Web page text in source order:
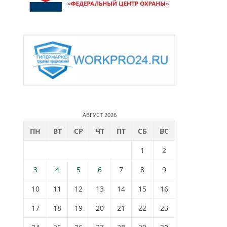
АВГУСТ 2026
ПН ВТ СР ЧТ ПТ СБ
ВС
1
2
3
4 5 6 7 8
9
10
11 12 13 14 15
16
17
18 19 20 21 22
23